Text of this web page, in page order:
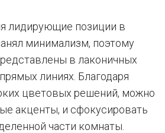
лидирующие позиции в
минимализм, поэтому
в лаконичных
линиях. Благодаря
цветовых решений, можно
акценты, и сфокусировать
части комнаты.